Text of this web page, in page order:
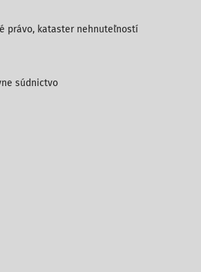
právo, kataster nehnuteľností
súdnictvo